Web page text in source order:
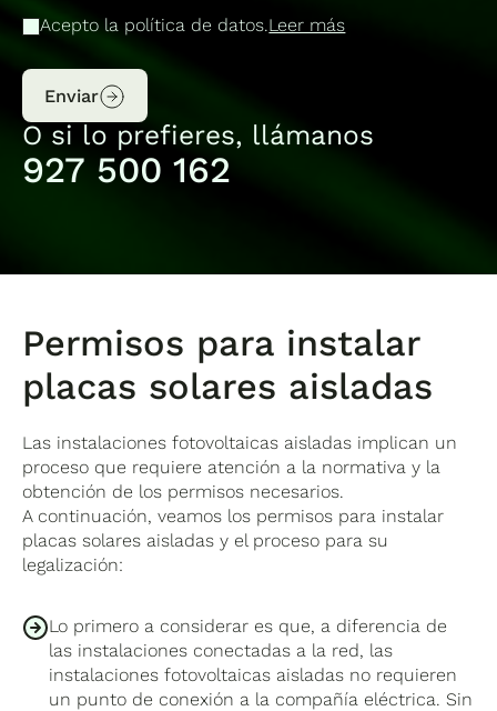
Acepto la política de datos.Leer más
Enviar
O si lo prefieres, llámanos
927 500 162
Permisos para instalar
placas solares aisladas
Las instalaciones fotovoltaicas aisladas implican un
proceso que requiere atención a la normativa y la
obtención de los permisos necesarios.
A continuación, veamos los permisos para instalar
placas solares aisladas y el proceso para su
legalización:
Lo primero a considerar es que, a diferencia de
las instalaciones conectadas a la red, las
instalaciones fotovoltaicas aisladas no requieren
un punto de conexión a la compañía eléctrica. Sin